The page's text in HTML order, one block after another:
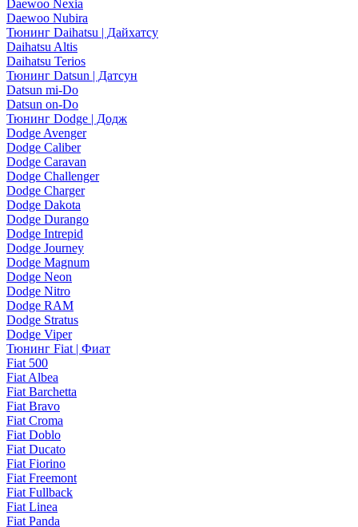
Daewoo Nexia
Daewoo Nubira
Тюнинг Daihatsu | Дайхатсу
Daihatsu Altis
Daihatsu Terios
Тюнинг Datsun | Датсун
Datsun mi-Do
Datsun on-Do
Тюнинг Dodge | Додж
Dodge Avenger
Dodge Caliber
Dodge Caravan
Dodge Challenger
Dodge Charger
Dodge Dakota
Dodge Durango
Dodge Intrepid
Dodge Journey
Dodge Magnum
Dodge Neon
Dodge Nitro
Dodge RAM
Dodge Stratus
Dodge Viper
Тюнинг Fiat | Фиат
Fiat 500
Fiat Albea
Fiat Barchetta
Fiat Bravo
Fiat Croma
Fiat Doblo
Fiat Ducato
Fiat Fiorino
Fiat Freemont
Fiat Fullback
Fiat Linea
Fiat Panda